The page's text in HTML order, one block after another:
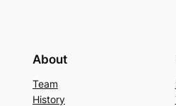
About
Team
History